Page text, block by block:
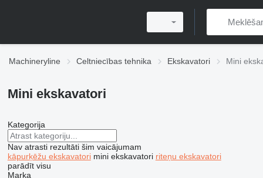
Machineryline Celtniecības tehnika Ekskavatori Mini
Mini ekskavatori
Kategorija
Nav atrasti rezultāti šim vaicājumam
kāpurķēžu ekskavatori mini ekskavatori riteņu ekskavatori
parādīt visu
Marka